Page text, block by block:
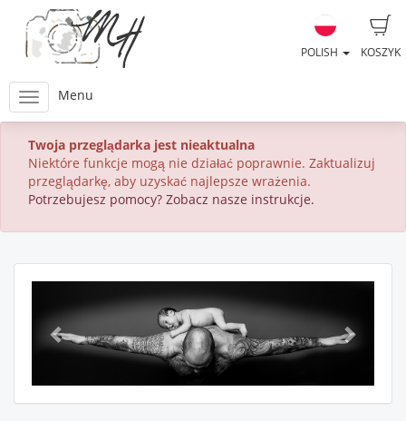
KOSZYK
POLISH
Menu
Twoja przeglądarka jest nieaktualna
Niektóre funkcje mogą nie działać poprawnie. Zaktualizuj
przeglądarkę, aby uzyskać najlepsze wrażenia.
Potrzebujesz pomocy? Zobacz nasze instrukcje.